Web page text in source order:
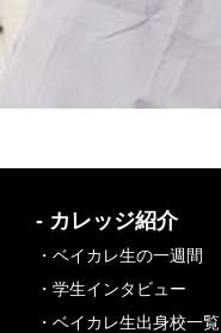
- カレッジ紹介
・ベイカレ生の一週間
・学生インタビュー
・ベイカレ生出身校一覧